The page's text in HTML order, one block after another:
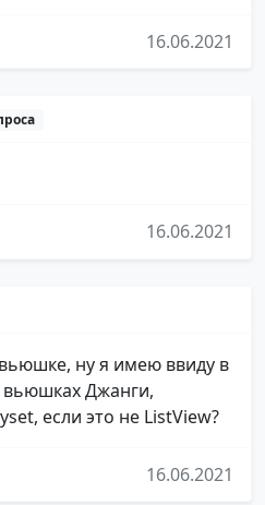
16.06.2021
16.06.2021
ну я имею ввиду в
вьюшках Джанги,
если это не ListView?
16.06.2021